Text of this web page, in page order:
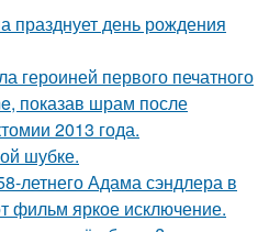
день рождения
героиней первого печатного
показав шрам после
2013 года.
шубке.
летнего Адама сэндлера в
фильм яркое исключение.